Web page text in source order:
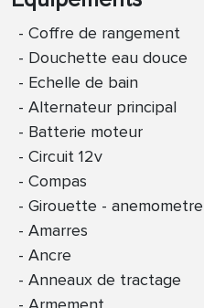
Coffre de rangement
Douchette eau douce
Echelle de bain
Alternateur principal
Batterie moteur
Circuit 12v
Compas
Girouette - anemometre
Amarres
Ancre
Anneaux de tractage